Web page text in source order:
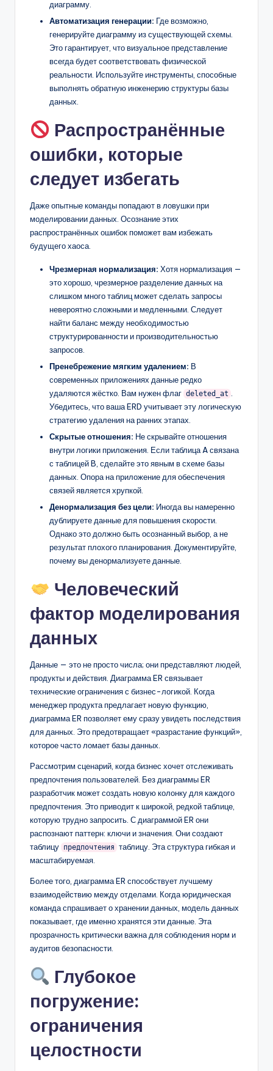
диаграмму.
Автоматизация генерации: Где возможно,
генерируйте диаграмму из существующей схемы.
Это гарантирует, что визуальное представление
всегда будет соответствовать физической
реальности. Используйте инструменты, способные
выполнять обратную инженерию структуры базы
данных.
Распространённые
ошибки, которые
следует избегать
Даже опытные команды попадают в ловушки при
моделировании данных. Осознание этих
распространённых ошибок поможет вам избежать
будущего хаоса.
Чрезмерная нормализация: Хотя нормализация —
это хорошо, чрезмерное разделение данных на
слишком много таблиц может сделать запросы
невероятно сложными и медленными. Следует
найти баланс между необходимостью
структурированности и производительностью
запросов.
Пренебрежение мягким удалением: В
современных приложениях данные редко
удаляются жёстко. Вам нужен флаг deleted_at
Убедитесь, что ваша ERD учитывает эту логическую
стратегию удаления на ранних этапах.
Скрытые отношения: Не скрывайте отношения
внутри логики приложения. Если таблица A связана
с таблицей B, сделайте это явным в схеме базы
данных. Опора на приложение для обеспечения
связей является хрупкой.
Денормализация без цели: Иногда вы намеренно
дублируете данные для повышения скорости.
Однако это должно быть осознанный выбор, а не
результат плохого планирования. Документируйте,
почему вы денормализуете данные.
Человеческий
фактор моделирования
данных
Данные — это не просто числа; они представляют людей,
продукты и действия. Диаграмма ER связывает
технические ограничения с бизнес-логикой. Когда
менеджер продукта предлагает новую функцию,
диаграмма ER позволяет ему сразу увидеть последствия
для данных. Это предотвращает «разрастание функций»,
которое часто ломает базы данных.
Рассмотрим сценарий, когда бизнес хочет отслеживать
предпочтения пользователей. Без диаграммы ER
разработчик может создать новую колонку для каждого
предпочтения. Это приводит к широкой, редкой таблице,
которую трудно запросить. С диаграммой ER они
распознают паттерн: ключи и значения. Они создают
таблицу предпочтения таблицу. Эта структура гибкая и
масштабируемая.
Более того, диаграмма ER способствует лучшему
взаимодействию между отделами. Когда юридическая
команда спрашивает о хранении данных, модель данных
показывает, где именно хранятся эти данные. Эта
прозрачность критически важна для соблюдения норм и
аудитов безопасности.
Глубокое
погружение:
ограничения
целостности